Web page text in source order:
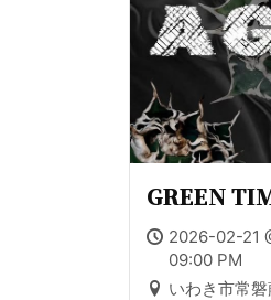
GREEN
2026-02-21
09:00 PM
いわき市常